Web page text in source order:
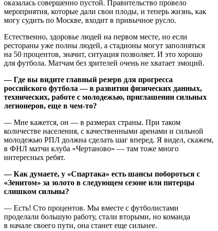
оказалась совершенно пустой. Правительство провело
мероприятия, которые дали свои плоды, и теперь жизнь, как
могу судить по Москве, входит в привычное русло.
Естественно, здоровье людей на первом месте, но если
рестораны уже полны людей, а стадионы могут заполняться
на 50 процентов, значит, ситуация позволяет. И это хорошо
для футбола. Матчам без зрителей очень не хватает эмоций.
— Где вы видите главный резерв для прогресса
российского футбола — в развитии физических данных,
технических, работе с молодежью, приглашении сильных
легионеров, еще в чем-то?
— Мне кажется, он — в размерах страны. При таком
количестве населения, с качественными аренами и сильной
молодежью РПЛ должна сделать шаг вперед. Я видел, скажем,
в ФНЛ матчи клуба «Чертаново» — там тоже много
интересных ребят.
— Как думаете, у «Спартака» есть шансы побороться с
«Зенитом» за золото в следующем сезоне или питерцы
слишком сильны?
— Есть! Сто процентов. Мы вместе с футболистами
проделали большую работу, стали вторыми, но команда
в начале своего пути, она станет еще сильнее.